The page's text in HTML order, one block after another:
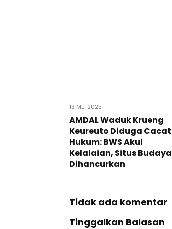
13 MEI 2025
AMDAL Waduk Krueng
Keureuto Diduga Cacat
Hukum: BWS Akui
Kelalaian, Situs Budaya
Dihancurkan
Tidak ada komentar
Tinggalkan Balasan